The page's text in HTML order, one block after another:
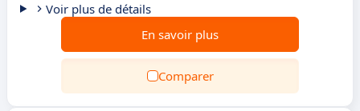
Voir plus de détails
En savoir plus
Comparer